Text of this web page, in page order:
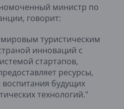
министр по
говорит:
туристическим
инноваций с
стартапов,
ресурсы,
будущих
технологий."